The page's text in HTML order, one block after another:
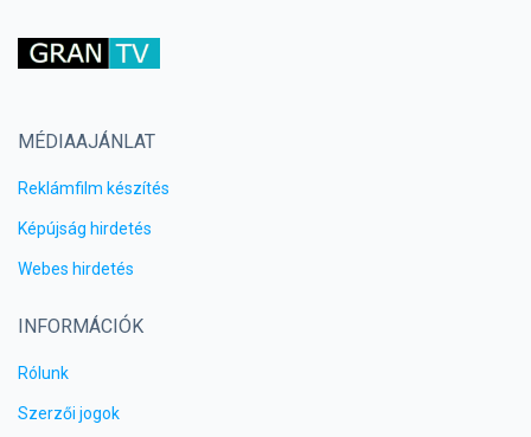
MÉDIAAJÁNLAT
Reklámfilm készítés
Képújság hirdetés
Webes hirdetés
INFORMÁCIÓK
Rólunk
Szerzői jogok